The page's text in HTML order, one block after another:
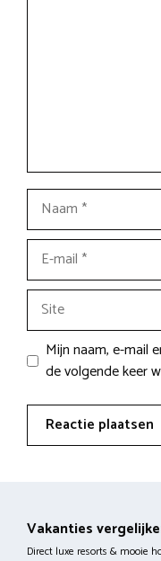
Naam
E-
mail
Site
Mijn naam, e-mail
de volgende keer
Vakanties
Direct luxe resorts & mooie